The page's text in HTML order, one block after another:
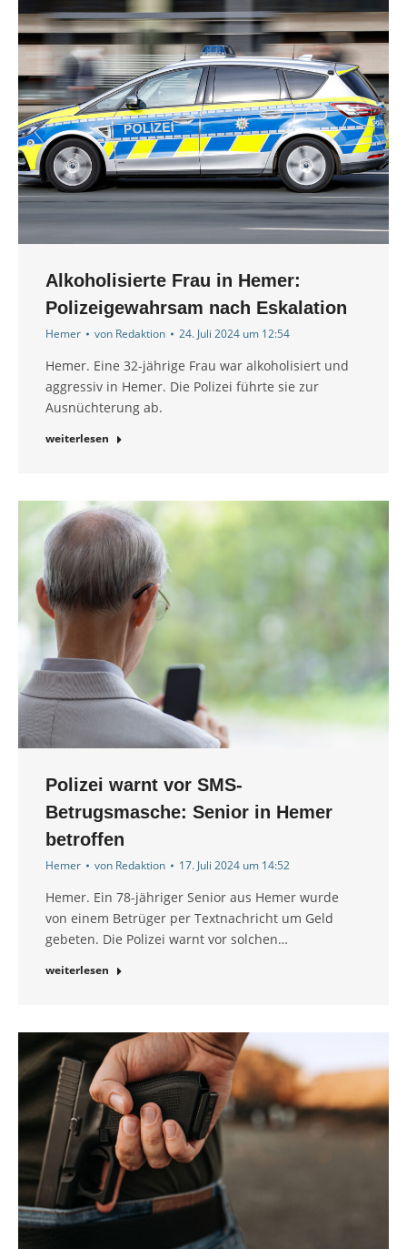
Alkoholisierte Frau in Hemer:
Polizeigewahrsam nach Eskalation
Hemer von Redaktion 24. Juli 2024 um 12:54
Hemer. Eine 32-jährige Frau war alkoholisiert und
aggressiv in Hemer. Die Polizei führte sie zur
Ausnüchterung ab.
weiterlesen
Polizei warnt vor SMS-
Betrugsmasche: Senior in Hemer
betroffen
Hemer von Redaktion 17. Juli 2024 um 14:52
Hemer. Ein 78-jähriger Senior aus Hemer wurde
von einem Betrüger per Textnachricht um Geld
gebeten. Die Polizei warnt vor solchen…
weiterlesen